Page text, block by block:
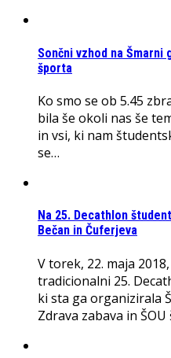
Sončni vzhod na
športa
Ko smo se ob 5.45
bila še okoli nas še
in vsi, ki nam
se…
Na 25. Decathlon
Bečan in Čuferjeva
V torek, 22. maja
tradicionalni 25.
ki sta ga organizirala
Zdrava zabava in